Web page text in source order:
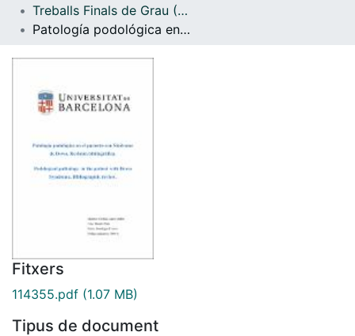
Treballs Finals de Grau (TFG) - Podologia
Patología podológica en el paciente con Síndrome de Down. Revisión bibliográfica
Fitxers
114355.pdf (1.07 MB)
Tipus de document